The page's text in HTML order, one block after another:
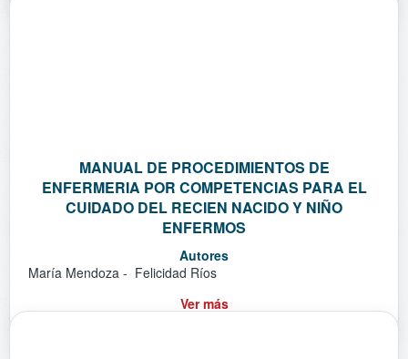
MANUAL DE PROCEDIMIENTOS DE
ENFERMERIA POR COMPETENCIAS PARA EL
CUIDADO DEL RECIEN NACIDO Y NIÑO
ENFERMOS
Autores
María Mendoza - Felicidad Ríos
Ver más